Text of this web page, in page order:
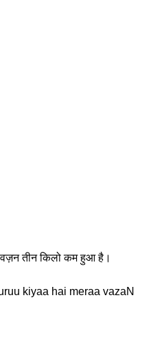
तीन किलो कम हुआ है।
kiyaa hai meraa vazaN